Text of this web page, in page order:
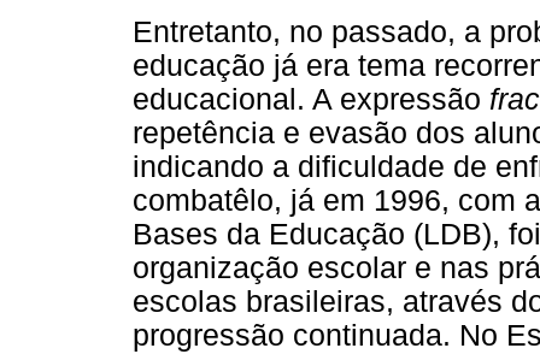
Entretanto, no passado, a
educação já era tema
educacional. A expressão
repetência e evasão dos
indicando a dificuldade de
combatêlo, já em 1996, com
Bases da Educação (LDB),
organização escolar e nas
escolas brasileiras, através
progressão continuada. No